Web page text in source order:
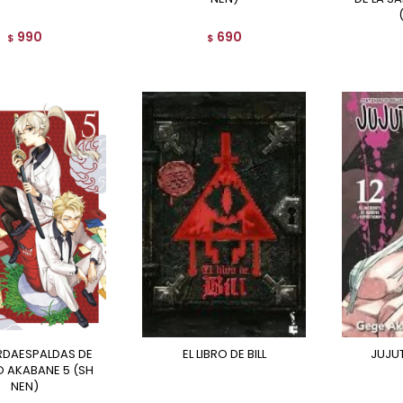
$ 990 $ 690
AKABANE 5 (SH
NEN)
EL LIBRO DE BILL